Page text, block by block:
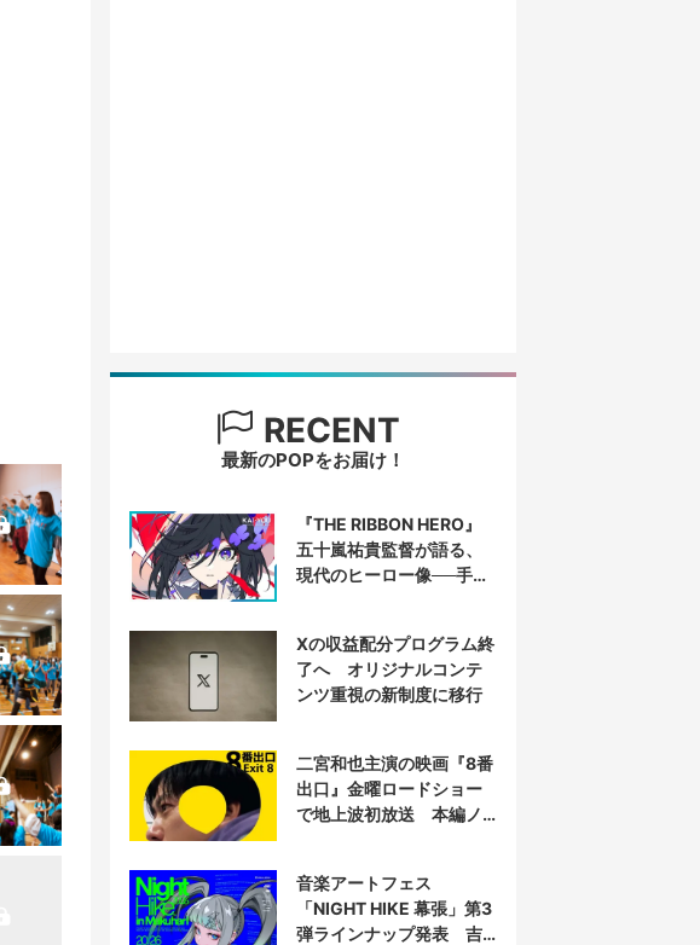
RECENT
最新のPOPをお届け！
『THE RIBBON HERO』
五十嵐祐貴監督が語る、
現代のヒーロー像──手塚
Xの収益配分プログラム終
了へ オリジナルコンテ
ンツ重視の新制度に移行
二宮和也主演の映画『8番
出口』金曜ロードショー
で地上波初放送 本編ノ
音楽アートフェス
「NIGHT HIKE 幕張」第3
弾ラインナップ発表 吉